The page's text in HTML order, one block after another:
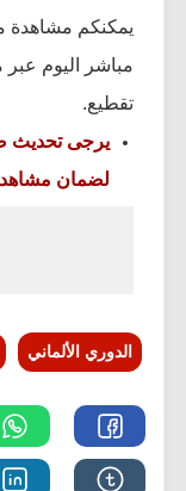
يمكنكم مشاهدة
مباشر اليوم عبر
تقطيع.
يرجى تحديث
لضمان
الدوري الألماني